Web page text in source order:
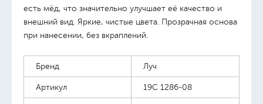
есть мёд, что значительно улучшает её качество и
внешний вид. Яркие, чистые цвета. Прозрачная основа
при нанесении, без вкраплений.
Бренд Луч
Артикул 19С 1286-08